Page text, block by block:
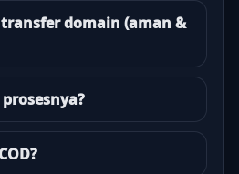
domain (aman &